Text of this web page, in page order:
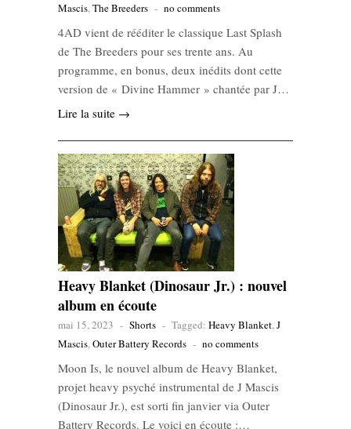
Mascis,The Breeders - no comments
4AD vient de rééditer le classique Last Splash
de The Breeders pour ses trente ans. Au
programme, en bonus, deux inédits dont cette
version de « Divine Hammer » chantée par J…
Lire la suite →
Heavy Blanket (Dinosaur Jr.) : nouvel
album en écoute
mai 15, 2023 - Shorts - Tagged: Heavy Blanket,J
Mascis,Outer Battery Records - no comments
Moon Is, le nouvel album de Heavy Blanket,
projet heavy psyché instrumental de J Mascis
(Dinosaur Jr.), est sorti fin janvier via Outer
Battery Records. Le voici en écoute :…